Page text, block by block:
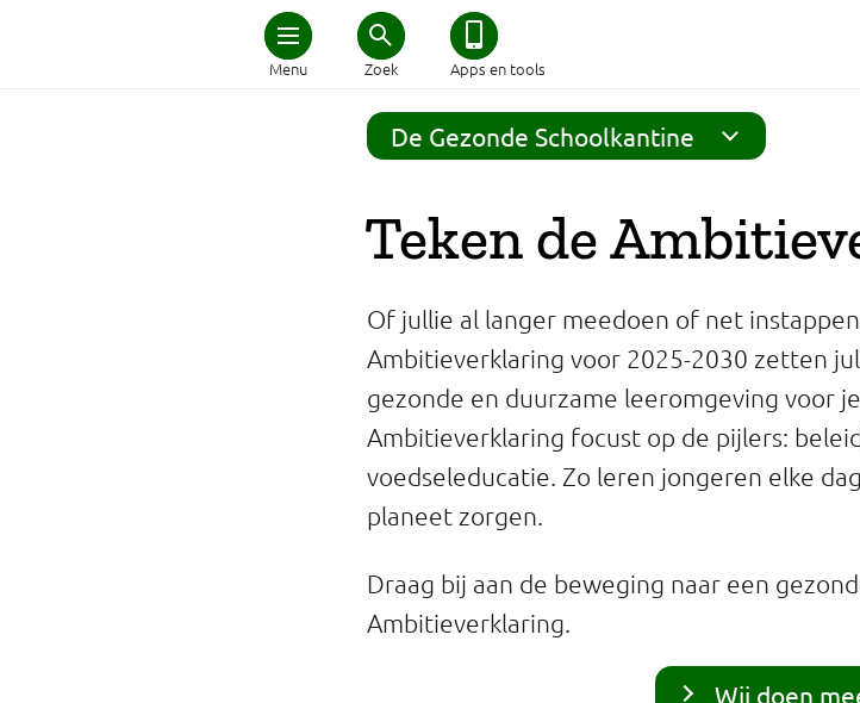
Menu Zoek Apps en tools
Home
Schijf van Vijf
Afvallen
Zwanger en kind
Duurzaam eten
Veilig eten
De Gezonde Schoolkantine
Teken de
Of jullie al langer meedoen of net
Ambitieverklaring voor 2025-2030 zetten
gezonde en duurzame leeromgeving voor
Ambitieverklaring focust op de pijlers:
voedseleducatie. Zo leren jongeren elke
planeet zorgen.
Draag bij aan de beweging naar een
Ambitieverklaring.
Wij doen